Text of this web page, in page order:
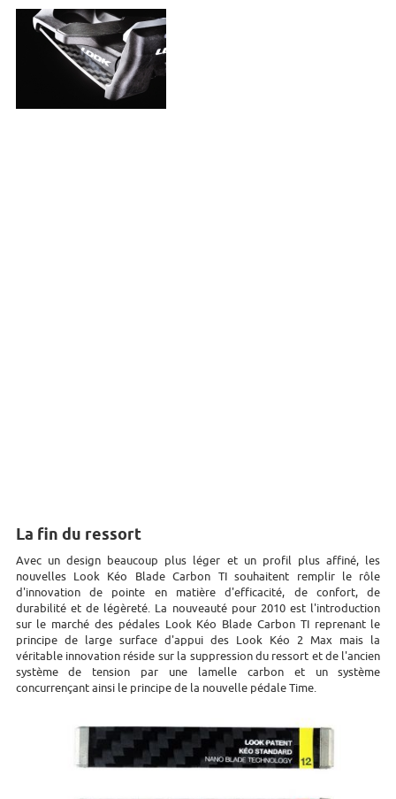
La fin du ressort
Avec un design beaucoup plus léger et un profil plus affiné, les
nouvelles Look Kéo Blade Carbon TI souhaitent remplir le rôle
d'innovation de pointe en matière d'efficacité, de confort, de
durabilité et de légèreté. La nouveauté pour 2010 est l'introduction
sur le marché des pédales Look Kéo Blade Carbon TI reprenant le
principe de large surface d'appui des Look Kéo 2 Max mais la
véritable innovation réside sur la suppression du ressort et de l'ancien
système de tension par une lamelle carbon et un système
concurrençant ainsi le principe de la nouvelle pédale Time.